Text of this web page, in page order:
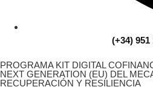
(+34) 951
PROGRAMA KIT DIGITAL
NEXT GENERATION (EU) DEL
RECUPERACIÓN Y RESILIENCIA